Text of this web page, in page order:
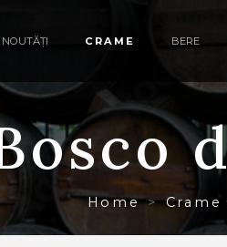
NOUTĂȚI CRAME BERE
Home Crame